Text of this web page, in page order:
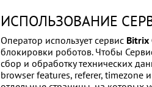
ИСПОЛЬЗОВАНИЕ
Оператор использует сервис Bitrix
блокировки роботов. Чтобы
сбор и обработку технических
browser features, referer, timezone